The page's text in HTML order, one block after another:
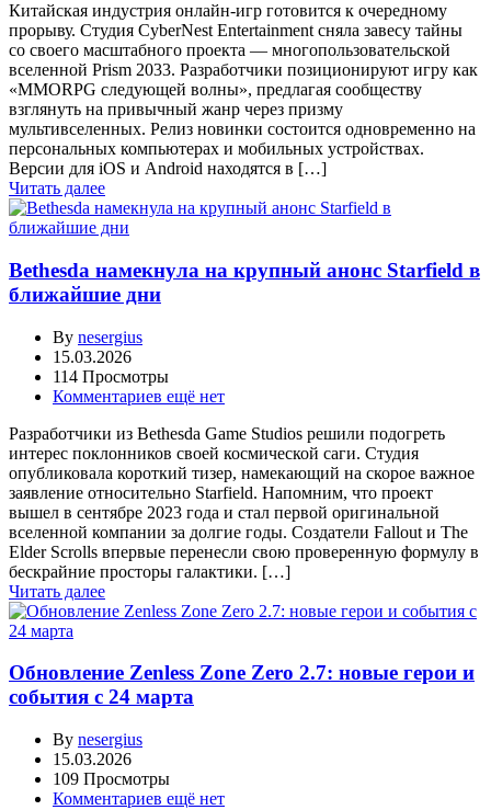
Китайская индустрия онлайн-игр готовится к очередному
прорыву. Студия CyberNest Entertainment сняла завесу тайны
со своего масштабного проекта — многопользовательской
вселенной Prism 2033. Разработчики позиционируют игру как
«MMORPG следующей волны», предлагая сообществу
взглянуть на привычный жанр через призму
мультивселенных. Релиз новинки состоится одновременно на
персональных компьютерах и мобильных устройствах.
Версии для iOS и Android находятся в […]
Читать далее
Bethesda намекнула на крупный анонс Starfield в
ближайшие дни
By nesergius
15.03.2026
114 Просмотры
Комментариев ещё нет
Разработчики из Bethesda Game Studios решили подогреть
интерес поклонников своей космической саги. Студия
опубликовала короткий тизер, намекающий на скорое важное
заявление относительно Starfield. Напомним, что проект
вышел в сентябре 2023 года и стал первой оригинальной
вселенной компании за долгие годы. Создатели Fallout и The
Elder Scrolls впервые перенесли свою проверенную формулу в
бескрайние просторы галактики. […]
Читать далее
Обновление Zenless Zone Zero 2.7: новые герои и
события с 24 марта
By nesergius
15.03.2026
109 Просмотры
Комментариев ещё нет